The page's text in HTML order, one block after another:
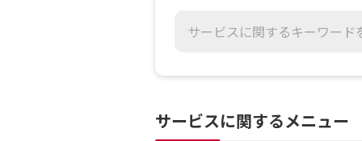
サービスに関するメニュー